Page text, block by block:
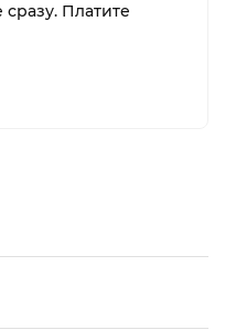
Платите